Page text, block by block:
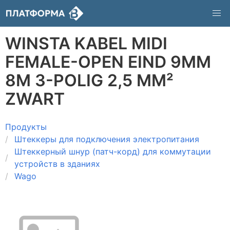
WINSTA KABEL MIDI
FEMALE-OPEN EIND 9MM
8M 3-POLIG 2,5 MM²
ZWART
Продукты
Штеккеры для подключения электропитания
Штеккерный шнур (патч-корд) для коммутации
устройств в зданиях
Wago